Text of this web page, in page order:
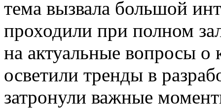
тема вызвала большой
проходили при полном
на актуальные вопросы о
осветили тренды в
затронули важные